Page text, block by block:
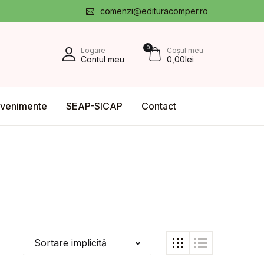
comenzi@edituracomper.ro
Logare
Contul meu
0 Coșul meu
0,00lei
SEAP-SICAP Contact
Sortare implicită